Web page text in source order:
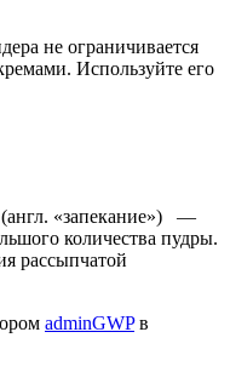
не ограничивается
Используйте его
«запекание») —
количества пудры.
рассыпчатой
adminGWPв